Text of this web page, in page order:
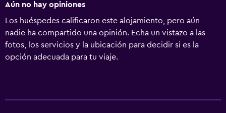
Aún no hay opiniones
Los huéspedes calificaron este alojamiento, pero aún
nadie ha compartido una opinión. Echa un vistazo a las
fotos, los servicios y la ubicación para decidir si es la
opción adecuada para tu viaje.